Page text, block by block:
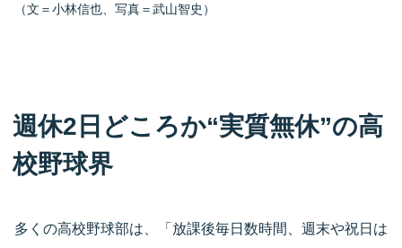
（文＝小林信也、写真＝武山智史）
週休2日どころか“実質無休”の高
校野球界
多くの高校野球部は、「放課後毎日数時間、週末や祝日は